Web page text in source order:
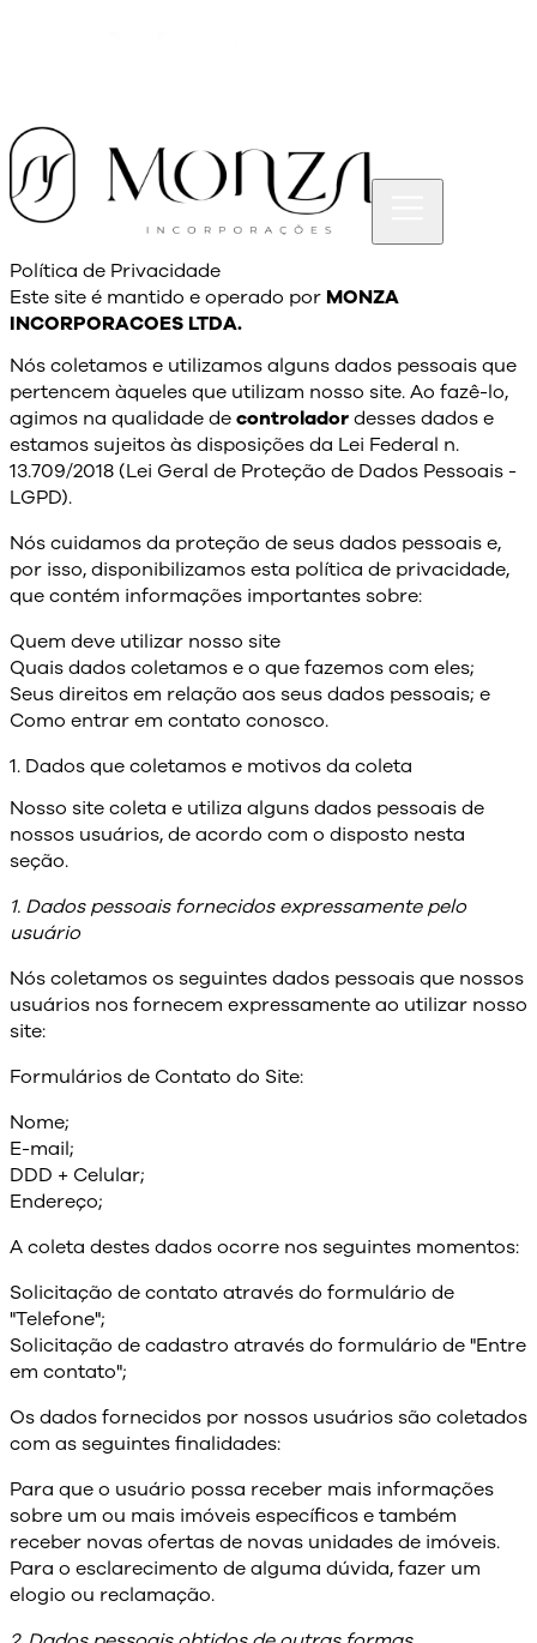
Política de Privacidade
Este site é mantido e operado por MONZA
INCORPORACOES LTDA.
Nós coletamos e utilizamos alguns dados pessoais que
pertencem àqueles que utilizam nosso site. Ao fazê-lo,
agimos na qualidade decontroladordesses dados e
estamos sujeitos às disposições da Lei Federal n.
13.709/2018 (Lei Geral de Proteção de Dados Pessoais -
LGPD).
Nós cuidamos da proteção de seus dados pessoais e,
por isso, disponibilizamos esta política de privacidade,
que contém informações importantes sobre:
Quem deve utilizar nosso site
Quais dados coletamos e o que fazemos com eles;
Seus direitos em relação aos seus dados pessoais; e
Como entrar em contato conosco.
1. Dados que coletamos e motivos da coleta
Nosso site coleta e utiliza alguns dados pessoais de
nossos usuários, de acordo com o disposto nesta
seção.
1. Dados pessoais fornecidos expressamente pelo
usuário
Nós coletamos os seguintes dados pessoais que nossos
usuários nos fornecem expressamente ao utilizar nosso
site:
Formulários de Contato do Site:
Nome;
E-mail;
DDD + Celular;
Endereço;
A coleta destes dados ocorre nos seguintes momentos:
Solicitação de contato através do formulário de
"Telefone";
Solicitação de cadastro através do formulário de "Entre
em contato";
Os dados fornecidos por nossos usuários são coletados
com as seguintes finalidades:
Para que o usuário possa receber mais informações
sobre um ou mais imóveis específicos e também
receber novas ofertas de novas unidades de imóveis.
Para o esclarecimento de alguma dúvida, fazer um
elogio ou reclamação.